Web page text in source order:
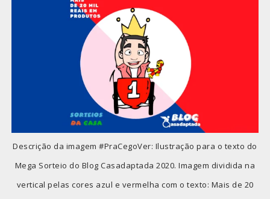
Descrição da imagem #PraCegoVer: Ilustração para o texto do
Mega Sorteio do Blog Casadaptada 2020. Imagem dividida na
vertical pelas cores azul e vermelha com o texto: Mais de 20